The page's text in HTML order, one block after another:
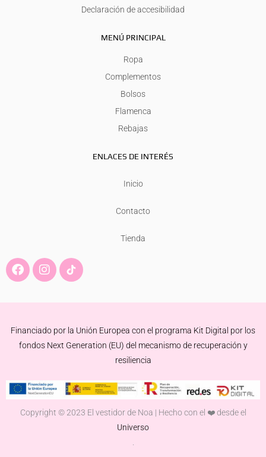
Declaración de accesibilidad
MENÚ PRINCIPAL
Ropa
Complementos
Bolsos
Flamenca
Rebajas
ENLACES DE INTERÉS
Inicio
Contacto
Tienda
F
a
e
o
k
I
n
t
r
a
Financiado por la Unión Europea con el programa Kit Digital por los
fondos Next Generation (EU) del mecanismo de recuperación y
resiliencia
Copyright © 2023 El vestidor de Noa | Hecho con el ❤️ desde el
Universo